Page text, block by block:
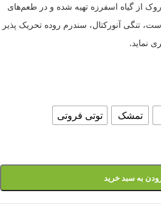
از گیاه اسفرزه تهیه شده و در طعم‌های
تنگی آنورکتال، سندرم روده تحریک پذیر
نماید.
تمشک توتی فروتی
به سبد خرید